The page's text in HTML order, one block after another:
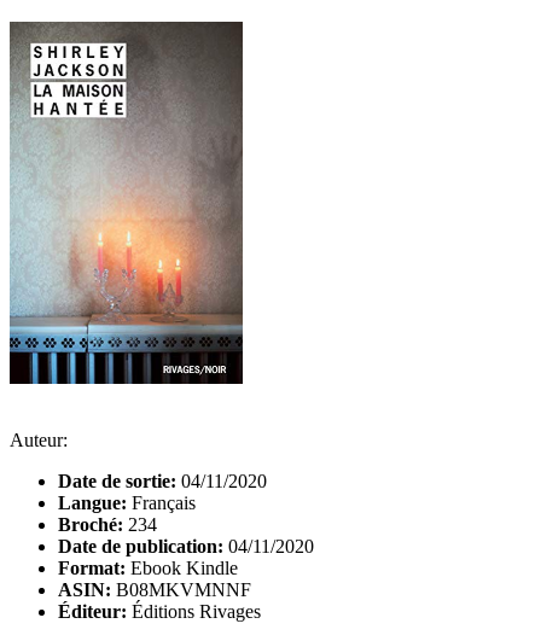
Auteur:
Date de sortie: 04/11/2020
Langue: Français
Broché: 234
Date de publication: 04/11/2020
Format: Ebook Kindle
ASIN: B08MKVMNNF
Éditeur: Éditions Rivages